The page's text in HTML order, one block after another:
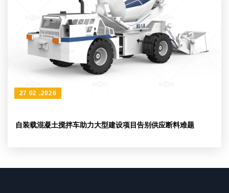
自装载混凝土搅拌车助力大型建设项目告别供应断料难题
27 02 ,2026